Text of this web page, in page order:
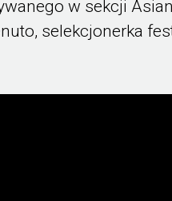
w sekcji
selekcjonerka